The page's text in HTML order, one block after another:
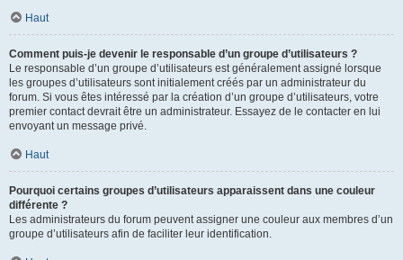
Haut
Comment puis-je devenir le responsable d’un groupe d’utilisateurs ?
Le responsable d’un groupe d’utilisateurs est généralement assigné lorsque
les groupes d’utilisateurs sont initialement créés par un administrateur du
forum. Si vous êtes intéressé par la création d’un groupe d’utilisateurs, votre
premier contact devrait être un administrateur. Essayez de le contacter en lui
envoyant un message privé.
Haut
Pourquoi certains groupes d’utilisateurs apparaissent dans une couleur
différente ?
Les administrateurs du forum peuvent assigner une couleur aux membres d’un
groupe d’utilisateurs afin de faciliter leur identification.